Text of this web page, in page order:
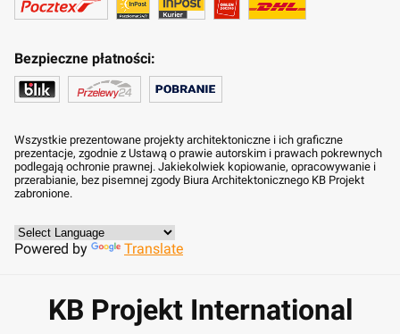
Bezpieczne płatności:
Wszystkie prezentowane projekty architektoniczne i ich graficzne
prezentacje, zgodnie z Ustawą o prawie autorskim i prawach pokrewnych
podlegają ochronie prawnej. Jakiekolwiek kopiowanie, opracowywanie i
przerabianie, bez pisemnej zgody Biura Architektonicznego KB Projekt
zabronione.
Powered by Translate
KB Projekt International